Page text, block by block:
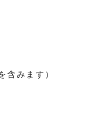
含みます）